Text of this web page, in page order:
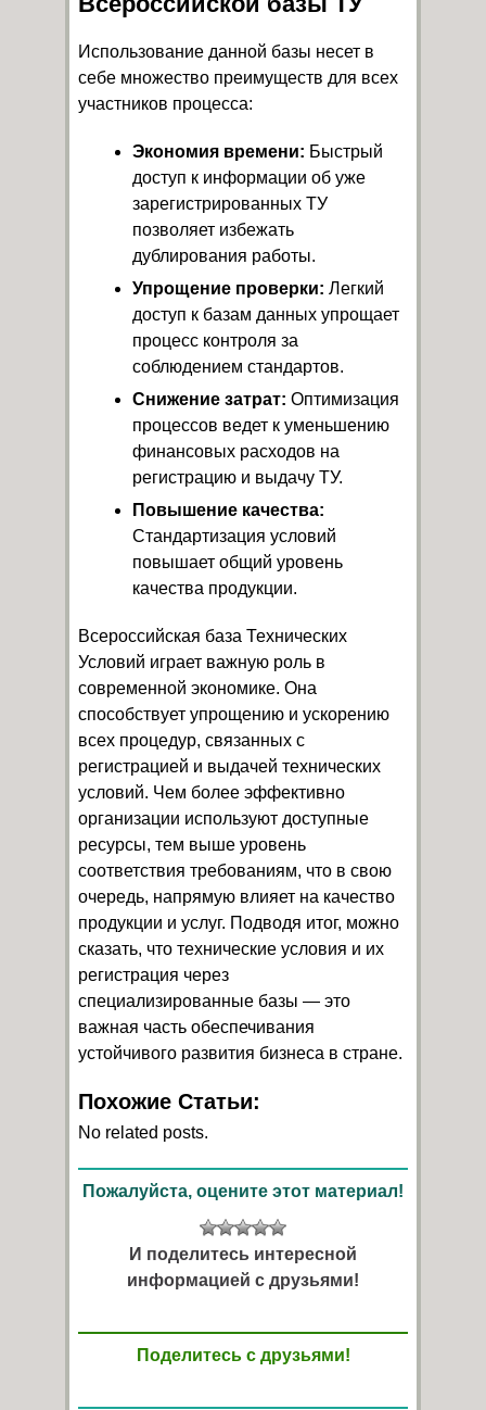
Использование данной базы несет в
себе множество преимуществ для всех
участников процесса:
Экономия времени: Быстрый
доступ к информации об уже
зарегистрированных ТУ
позволяет избежать
дублирования работы.
Упрощение проверки: Легкий
доступ к базам данных упрощает
процесс контроля за
соблюдением стандартов.
Снижение затрат: Оптимизация
процессов ведет к уменьшению
финансовых расходов на
регистрацию и выдачу ТУ.
Повышение качества:
Стандартизация условий
повышает общий уровень
качества продукции.
Всероссийская база Технических
Условий играет важную роль в
современной экономике. Она
способствует упрощению и ускорению
всех процедур, связанных с
регистрацией и выдачей технических
условий. Чем более эффективно
организации используют доступные
ресурсы, тем выше уровень
соответствия требованиям, что в свою
очередь, напрямую влияет на качество
продукции и услуг. Подводя итог, можно
сказать, что технические условия и их
регистрация через
специализированные базы — это
важная часть обеспечивания
устойчивого развития бизнеса в стране.
Похожие Статьи:
No related posts.
Пожалуйста, оцените этот материал!
И поделитесь интересной
информацией с друзьями!
Поделитесь с друзьями!